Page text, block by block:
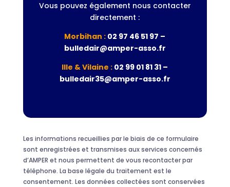
Vous pouvez également nous contacter
directement :
Morbihan : 02 97 46 51 97 –
bulledair@amper-asso.fr
Ille & Vilaine : 02 99 01 81 31 –
bulledair35@amper-asso.fr
Les informations recueillies par le biais de ce formulaire
sont enregistrées et transmises aux services concernés
d’AMPER et nous permettent de vous recontacter par
téléphone. La base légale du traitement est le
consentement. Les données collectées sont conservées